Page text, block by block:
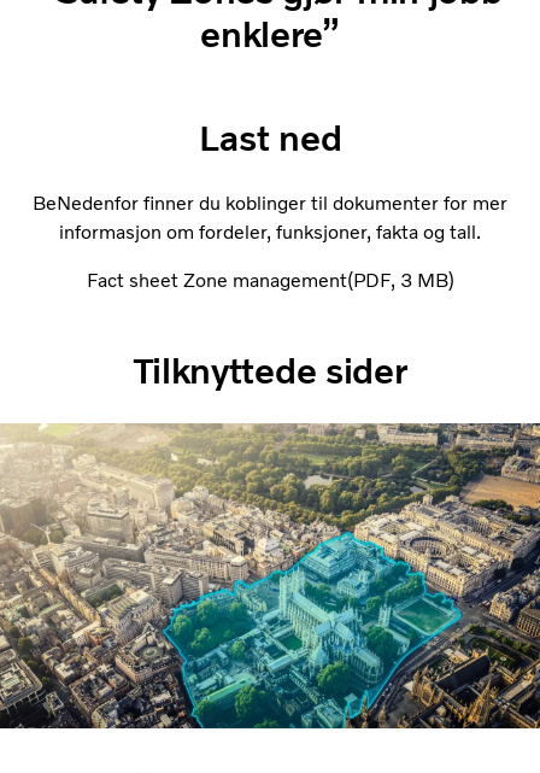
enklere”
Last ned
BeNedenfor finner du koblinger til dokumenter for mer
informasjon om fordeler, funksjoner, fakta og tall.
Fact sheet Zone management PDF 3 MB
Tilknyttede sider